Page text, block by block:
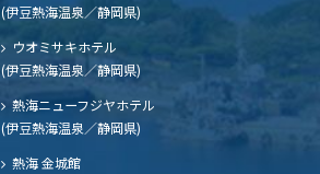
(伊豆熱海温泉／静岡県)
ウオミサキホテル
(伊豆熱海温泉／静岡県)
熱海ニューフジヤホテル
(伊豆熱海温泉／静岡県)
熱海 金城館